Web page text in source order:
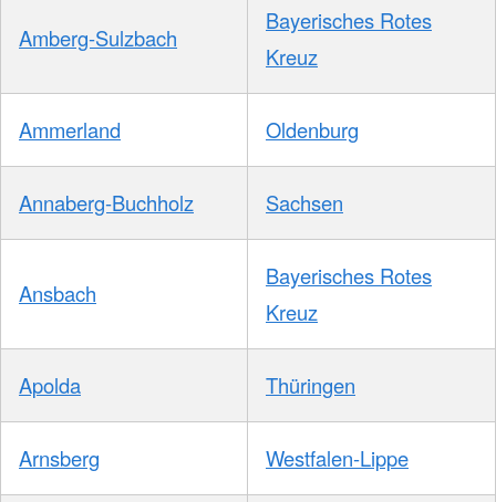
Amberg-Sulzbach
Bayerisches Rotes
Kreuz
Ammerland Oldenburg
Annaberg-Buchholz Sachsen
Ansbach
Bayerisches Rotes
Kreuz
Apolda Thüringen
Arnsberg Westfalen-Lippe